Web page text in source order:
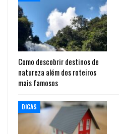
Como descobrir destinos de
natureza além dos roteiros
mais famosos
DICAS